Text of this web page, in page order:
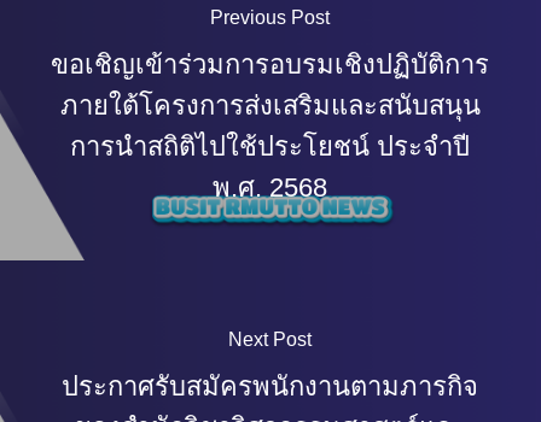
Previous Post
ขอเชิญเข้าร่วมการอบรมเชิงปฏิบัติการ
ภายใต้โครงการส่งเสริมและสนับสนุน
การนำสถิติไปใช้ประโยชน์ ประจำปี
พ.ศ. 2568
Next Post
ประกาศรับสมัครพนักงานตามภารกิจ